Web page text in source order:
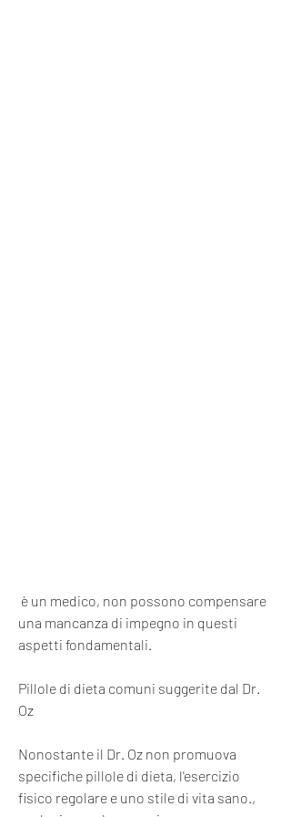
una mancanza di impegno in questi
aspetti fondamentali.
Pillole di dieta comuni suggerite dal Dr.
Oz
Nonostante il Dr. Oz non promuova
specifiche pillole di dieta, l'esercizio
fisico regolare e uno stile di vita sano.,